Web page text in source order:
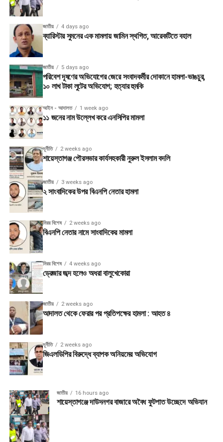
জাতীয় 4 days ago
ব্যারিস্টার সুমনের এক মামলায় জামিন স্থগিত, আরেকটিতে বহাল
জাতীয় 5 days ago
পরিবেশ দূষণের অভিযোগের জেরে সংবাদকর্মীর দোকানে হামলা-ভাঙচুর,
১০ লাখ টাকা লুটের অভিযোগ; হত্যার হুমকি
আইন - আদালত 1 week ago
১১ জনের নাম উল্লেখ করে এনসিপির মামলা
দূর্নীতি 2 weeks ago
শায়েস্তাগঞ্জ পৌরসভার কার্যসহকারী নুরুল ইসলাম বদলি
জাতীয় 3 weeks ago
২ সাংবাদিকের উপর বিএনপি নেতার হামলা
মিরর বিশেষ 2 weeks ago
বিএনপি নেতার নামে সাংবাদিকের মামলা
মিরর বিশেষ 4 weeks ago
ড্রেজার জব্দ হলেও অধরা বালুখেকোরা
জাতীয় 2 weeks ago
আদালত থেকে ফেরার পর প্রতিপক্ষের হামলা : আহত ৪
দূর্নীতি 2 weeks ago
জিএলডিপির বিরুদ্ধে ব্যাপক অনিয়মের অভিযোগ
জাতীয় 16 hours ago
শায়েস্তাগঞ্জে দাউদনগর বাজারে অবৈধ ফুটপাত উচ্ছেদে অভিযান